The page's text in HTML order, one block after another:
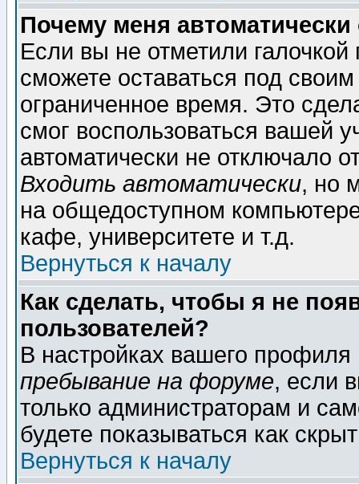
Почему меня автоматически
Если вы не отметили галочкой
сможете оставаться под
ограниченное время. Это
смог воспользоваться вашей
автоматически не отключало
Входить автоматически, но
на общедоступном
кафе, университете и т.д.
Вернуться к началу
Как сделать, чтобы я не
пользователей?
В настройках вашего
пребывание на форуме, если
только администраторам и
будете показываться как
Вернуться к началу